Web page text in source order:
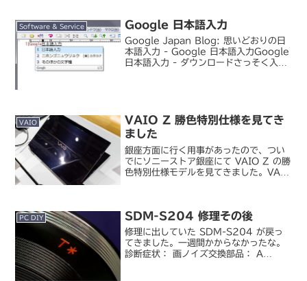
Software & Service Google 日本語入力
Google Japan Blog: 思いどおりの日
本語入力 - Google 日本語入力Google
日本語入力 - ダウンロードさっそく入れ
VAIO
VAIO Z 勝色特別仕様を見てき
ました
銀座方面に行く用事があったので、つい
でにソニーストア銀座にて VAIO Z の勝
色特別仕様モデルを見てきました。VAIO
PC DIY SDM-S204 修理その後
修理に出していた SDM-S204 が戻っ
てきました。一週間かからなかったな。
診断症状： 画ノイズ交換部品： A